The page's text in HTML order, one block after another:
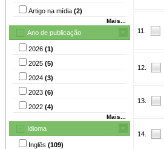
Artigo na mídia (2)
Mais...
Ano de publicação
2026 (1)
2025 (5)
2024 (3)
2023 (6)
2022 (4)
Mais...
Idioma
Inglês (109)
11.
12.
13.
14.